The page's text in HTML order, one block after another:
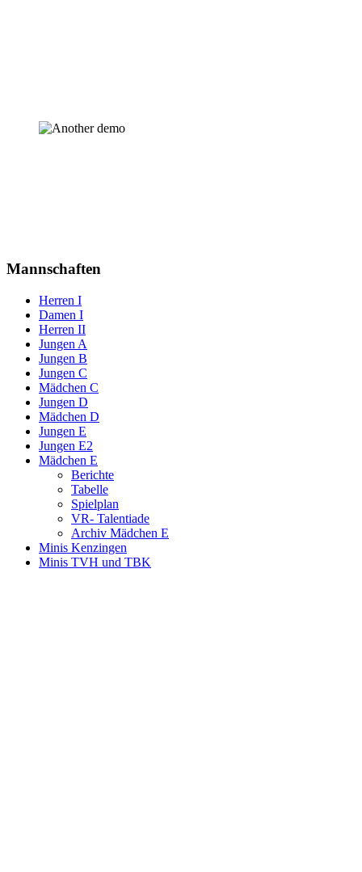
Mannschaften
Herren I
Damen I
Herren II
Jungen A
Jungen B
Jungen C
Mädchen C
Jungen D
Mädchen D
Jungen E
Jungen E2
Mädchen E
Berichte
Tabelle
Spielplan
VR- Talentiade
Archiv Mädchen E
Minis Kenzingen
Minis TVH und TBK